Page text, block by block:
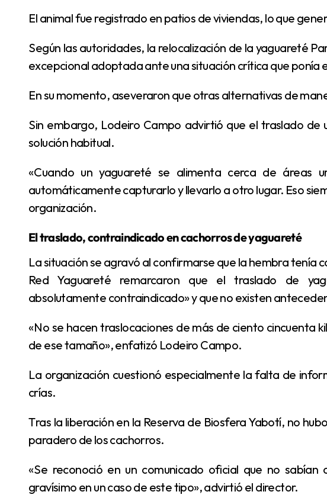
El animal fue registrado en patios de viviendas, lo que
Según las autoridades, la relocalización de la yaguareté Pará y sus dos cachorros fue una medida
excepcional adoptada ante una situación crítica que ponía
En su momento, aseveraron que otras alternativas de
Sin embargo, Lodeiro Campo advirtió que el traslado de un yaguareté no debe tomarse como
solución habitual.
«Cuando un yaguareté se alimenta cerca de áreas urbanas, la respuesta no puede ser
automáticamente capturarlo y llevarlo a otro lugar. Eso
organización.
El traslado, contraindicado en cachorros de yaguareté
La situación se agravó al confirmarse que la hembra tenía cachorros de muy corta edad. Desde la
Red Yaguareté remarcaron que el traslado de
absolutamente contraindicado» y que no existen
«No se hacen traslocaciones de más de ciento cincuenta kilómetros en línea recta con cachorros
de ese tamaño», enfatizó Lodeiro Campo.
La organización cuestionó especialmente la falta de información precisa sobre el estado de las
crías.
Tras la liberación en la Reserva de Biosfera Yabotí, no hubo registros públicos que confirmaran el
paradero de los cachorros.
«Se reconoció en un comunicado oficial que no sabían cómo estaban los cachorros. Eso es
gravísimo en un caso de este tipo», advirtió el director.